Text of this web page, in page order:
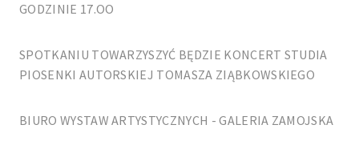
GODZINIE 17.OO
SPOTKANIU TOWARZYSZYĆ BĘDZIE KONCERT STUDIA
PIOSENKI AUTORSKIEJ TOMASZA ZIĄBKOWSKIEGO
BIURO WYSTAW ARTYSTYCZNYCH - GALERIA ZAMOJSKA